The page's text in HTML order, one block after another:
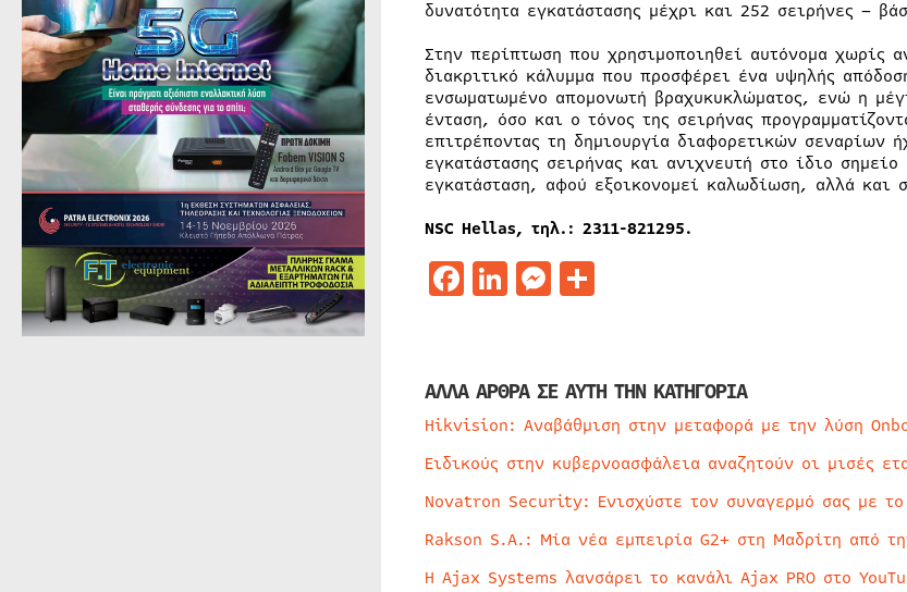
δυνατότητα εγκατάστασης μέχρι και 252 σειρήνες –
Στην περίπτωση που χρησιμοποιηθεί αυτόνομα χωρίς
διακριτικό κάλυμμα που προσφέρει ένα υψηλής
ενσωματωμένο απομονωτή βραχυκυκλώματος, ενώ η
ένταση, όσο και ο τόνος της σειρήνας
επιτρέποντας τη δημιουργία διαφορετικών σεναρίων
εγκατάστασης σειρήνας και ανιχνευτή στο ίδιο
εγκατάσταση, αφού εξοικονομεί καλωδίωση, αλλά και
NSC Hellas, τηλ.: 2311-821295.
Facebook
LinkedIn
Messenger
Μοιραστείτε
ΑΛΛΑ ΑΡΘΡΑ ΣΕ ΑΥΤΗ ΤΗΝ ΚΑΤΗΓΟΡΙΑ
Hikvision: Αναβάθμιση στην μεταφορά με την λύση
Ειδικούς στην κυβερνοασφάλεια αναζητούν οι μισές
Novatron Security: Ενισχύστε τον συναγερμό σας με το
Rakson S.A.: Μία νέα εμπειρία G2+ στη Μαδρίτη από
Η Ajax Systems λανσάρει το κανάλι Ajax PRO στο